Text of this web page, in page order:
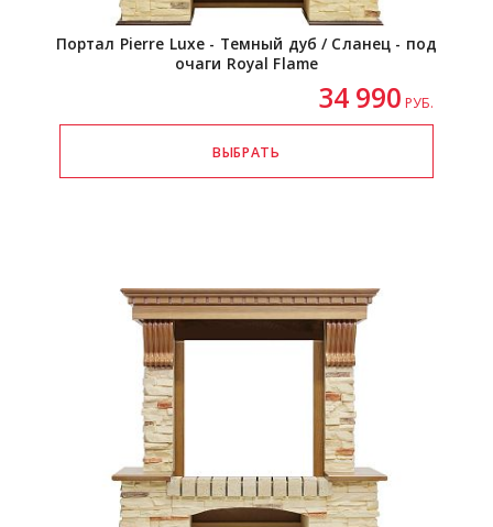
Портал Pierre Luxe - Темный дуб / Сланец - под
очаги Royal Flame
34 990 РУБ.